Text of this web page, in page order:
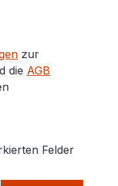
zur
die AGB
Felder